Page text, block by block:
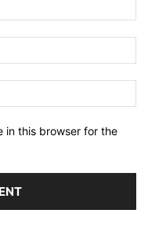
in this browser for the